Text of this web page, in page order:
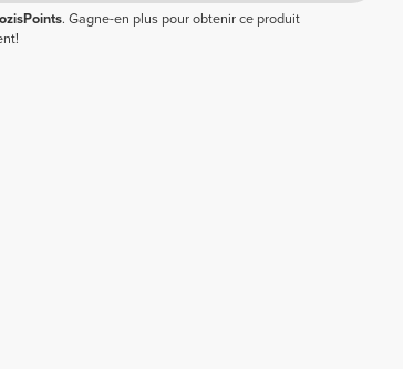
. Gagne-en plus pour obtenir ce produit